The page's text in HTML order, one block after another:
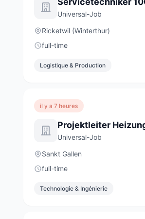
Universal-Job
Ricketwil (Winterthur)
full-time
Logistique & Production
il y a 7 heures
Projektleiter
Universal-Job
Sankt Gallen
full-time
Technologie & Ingénierie